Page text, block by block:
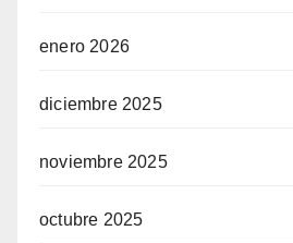
enero 2026
diciembre 2025
noviembre 2025
octubre 2025